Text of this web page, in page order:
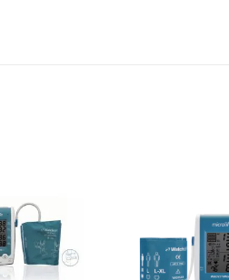
Medische instrumenten